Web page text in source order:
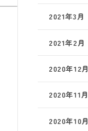
2021年3月
2021年2月
2020年12月
2020年11月
2020年10月